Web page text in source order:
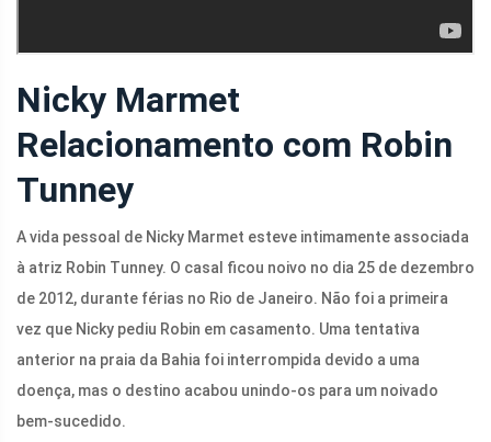
Nicky Marmet
Relacionamento com Robin
Tunney
A vida pessoal de Nicky Marmet esteve intimamente associada
à atriz Robin Tunney. O casal ficou noivo no dia 25 de dezembro
de 2012, durante férias no Rio de Janeiro. Não foi a primeira
vez que Nicky pediu Robin em casamento. Uma tentativa
anterior na praia da Bahia foi interrompida devido a uma
doença, mas o destino acabou unindo-os para um noivado
bem-sucedido.